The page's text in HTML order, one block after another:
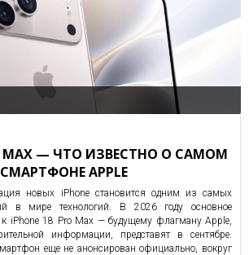
MAX — ЧТО ИЗВЕСТНО О САМОМ
APPLE
новых iPhone становится одним из самых
в мире технологий. В 2026 году основное
iPhone 18 Pro Max — будущему флагману Apple,
информации, представят в сентябре.
еще не анонсирован официально, вокруг